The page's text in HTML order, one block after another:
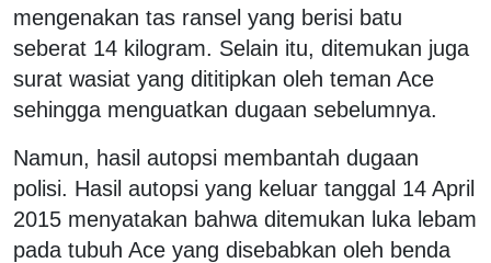
mengenakan tas ransel yang berisi batu
seberat 14 kilogram. Selain itu, ditemukan juga
surat wasiat yang dititipkan oleh teman Ace
sehingga menguatkan dugaan sebelumnya.
Namun, hasil autopsi membantah dugaan
polisi. Hasil autopsi yang keluar tanggal 14 April
2015 menyatakan bahwa ditemukan luka lebam
pada tubuh Ace yang disebabkan oleh benda